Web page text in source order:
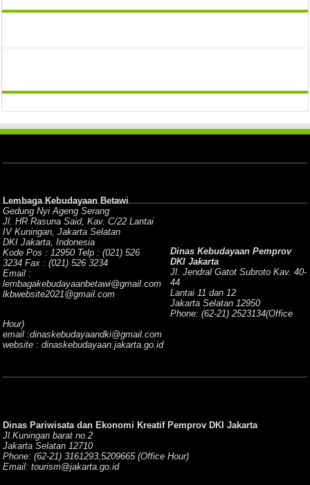
Lembaga Kebudayaan Betawi
Gedung Nyi Ageng Serang
Jl. HR Rasuna Said, Kav. C/22 Lantai
IV Kuningan, Jakarta Selatan
DKI Jakarta, Indonesia
Kode Pos : 12950 Telp : (021) 526
3234 Fax : (021) 526 3234
Email :
lembagakebudayaanbetawi@gmail.com
lkbwebsite2021@gmail.com
Dinas Kebudayaan Pemprov
DKI Jakarta
Jl. Jendral Gatot Subroto Kav. 40-
44
Lantai 11 dan 12
Jakarta Selatan 12950
Phone: (62-21) 2523134(Office
Hour)
email :dinaskebudayaandki@gmail.com
website : dinaskebudayaan.jakarta.go.id
Dinas Pariwisata dan Ekonomi Kreatif Pemprov DKI Jakarta
Jl.Kuningan barat no.2
Jakarta Selatan 12710
Phone: (62-21) 3161293,5209665 (Office Hour)
Email: tourism@jakarta.go.id